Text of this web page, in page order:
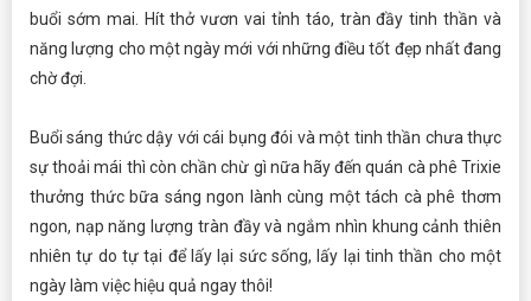
buổi sớm mai. Hít thở vươn vai tỉnh táo, tràn đầy tinh thần và
năng lượng cho một ngày mới với những điều tốt đẹp nhất đang
chờ đợi.
Buổi sáng thức dậy với cái bụng đói và một tinh thần chưa thực
sự thoải mái thì còn chần chừ gì nữa hãy đến quán cà phê Trixie
thưởng thức bữa sáng ngon lành cùng một tách cà phê thơm
ngon, nạp năng lượng tràn đầy và ngắm nhìn khung cảnh thiên
nhiên tự do tự tại để lấy lại sức sống, lấy lại tinh thần cho một
ngày làm việc hiệu quả ngay thôi!